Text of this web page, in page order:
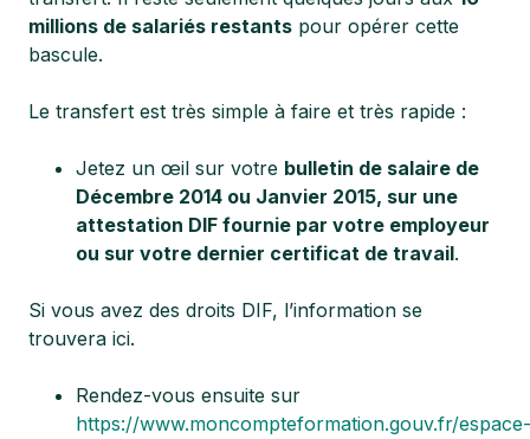
millions de salariés restants pour opérer cette
bascule.
Le transfert est très simple à faire et très rapide :
Jetez un œil sur votre bulletin de salaire de
Décembre 2014 ou Janvier 2015, sur une
attestation DIF fournie par votre employeur
ou sur votre dernier certificat de travail.
Si vous avez des droits DIF, l’information se
trouvera ici.
Rendez-vous ensuite sur
https://www.moncompteformation.gouv.fr/espace-